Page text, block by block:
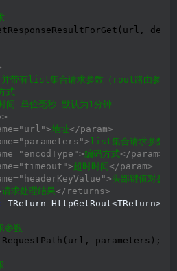
带有list集合请求参数（rout路由参数
式
间 单位毫秒 默认为1分钟
地址</param>
list集合请求参数
编码方式</param>
超时时间 </param>
头部键值对参数
请求处理结果</returns>
TReturn HttpGetRout<TReturn>(
参数
parameters);